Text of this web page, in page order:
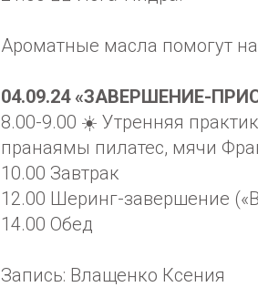
Ароматные масла помогут
04.09.24 «ЗАВЕРШЕНИЕ-
8.00-9.00 ☀️ Утренняя
пранаямы пилатес, мячи
10.00 Завтрак
12.00 Шеринг-завершение
14.00 Обед
Запись: Влащенко Ксения